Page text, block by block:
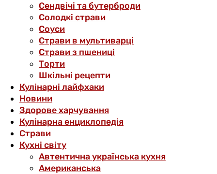
Сендвічі та бутерброди
Солодкі страви
Соуси
Страви в мультиварці
Страви з пшениці
Торти
Шкільні рецепти
Кулінарні лайфхаки
Новини
Здорове харчування
Кулінарна енциклопедія
Страви
Кухні світу
Автентична українська кухня
Американська